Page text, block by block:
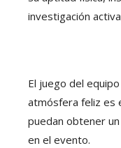
investigación
El juego del
atmósfera feliz es
puedan obtener
en el evento.